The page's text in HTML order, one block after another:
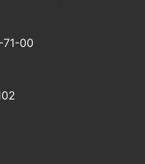
00